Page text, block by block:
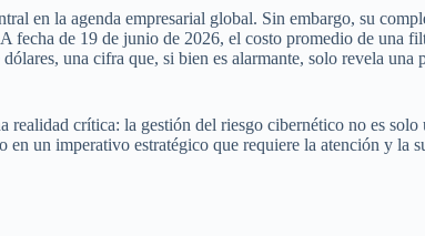
en la agenda empresarial global. Sin embargo, su
fecha de 19 de junio de 2026, el costo promedio de una
una cifra que, si bien es alarmante, solo revela una
realidad crítica: la gestión del riesgo cibernético no es solo
un imperativo estratégico que requiere la atención y la